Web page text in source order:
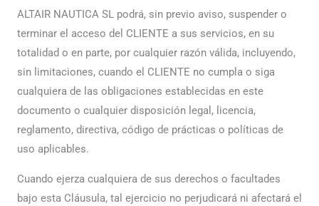
ALTAIR NAUTICA SL podrá, sin previo aviso, suspender o
terminar el acceso del CLIENTE a sus servicios, en su
totalidad o en parte, por cualquier razón válida, incluyendo,
sin limitaciones, cuando el CLIENTE no cumpla o siga
cualquiera de las obligaciones establecidas en este
documento o cualquier disposición legal, licencia,
reglamento, directiva, código de prácticas o políticas de
uso aplicables.
Cuando ejerza cualquiera de sus derechos o facultades
bajo esta Cláusula, tal ejercicio no perjudicará ni afectará el